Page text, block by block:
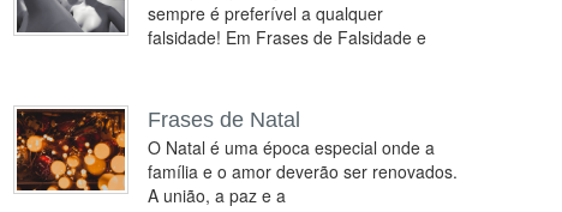
sempre é preferível a qualquer
falsidade! Em Frases de Falsidade e
Frases de Natal
O Natal é uma época especial onde a
família e o amor deverão ser renovados.
A união, a paz e a